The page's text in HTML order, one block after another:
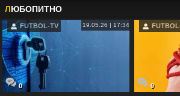
ЛЮБОПИТНО
FUTBOL-TV 19.05.26 | 17:34
0 0